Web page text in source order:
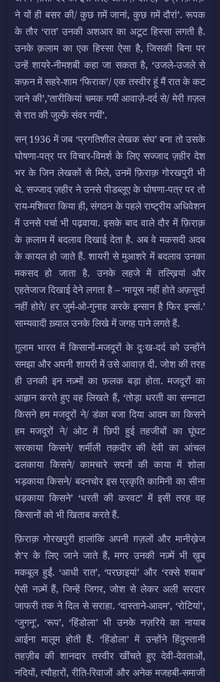
ने यों ही बसर की/ कुछ ग़में जानां, कुछ ग़में दौरां’. रूपक
के तौर ‘रात’ उनकी अशआर का अटूट हिस्सा लगती है.
उनके क़लाम का एक हिस्सा ऐसा है, जिसकी बिना पर
उन्हें शायरे-नीमशबी कहा जा सकता है, ‘उजले-उजले से
कफ़न में सहरे-शाम ‘फिराक’/ एक तस्वीर हूं मैं रात के कट
जाने की’,’तारीकियां चमक गयीं आवाज़े-दर्द से/ मेरी ग़ज़ल
से रात की जुल्फ़ें संवर गयीं’.
सन् 1936 में जब ‘प्रगतिशील लेखक संघ’ बना तो उसके
घोषणा-पत्र पर विचार-विमर्श के लिए सज्जाद ज़हीर देश
भर के जिन लेखकों से मिले, उनमें फ़िराक़ गोरखपुरी भी
थे. सज्जाद ज़हीर ने उनसे पीडब्लूए के घोषणा-पत्र पर तो
राय-मशिवरा किया ही, संगठन के पहले राष्ट्रीय अधिवेशन
में उनसे पर्चा भी पढ़वाया. इसके बाद वाले दौर में फ़िराक़
के क़लाम में बदलाव दिखाई देता है. अब वे मकसदी अदब
के कायल हो जाते हैं. शायरी से मुआशरे में बदलाव उनका
मकसद हो जाता है. उनके लहजे में तल्ख़ियां और
एहतेजाज दिखाई देने लगता है – ‘मायूस नहीं होते अफ़सुर्दा
नहीं होते/ हर जुर्म-ओ-गुनाह करके इन्सान है फिर इन्सां.’
साम्यवादी ख़्याल उनके लिखे में जगह पाने लगते हैं.
ग़ुलाम भारत में किसानों-मजदूरों के दुःख-दर्द को उन्होंने
समझा और अपनी शायरी में उसे आवाज़ दी. जोश की तरह
ही उनकी इन नज़्मों का फ़लक बड़ा होता. मजदूरों का
आहृान करते हुए वह लिखते हैं, ‘तोड़ा धरती का सन्नाटा
किसने हम मजदूरों ने/ डंका बजा दिया आदम का किसने
हम मजदूरों ने/ ओट में छिपी हुई तहजीबों का घूंघट
सरकाया किसने/ शर्मीली तक़दीर की देवी का आंचल
ढलकाया किसने/ कामचारे सपनों की काया में शोला
भड़काया किसने/ बदनचोर इस प्रकृति कामिनी का सीना
धड़काया किसने’ ‘धरती की करवट’ में इसी तरह वह
किसानों को भी खिताब करते हैं.
फ़िराक़ गोरखपुरी हालांकि अपनी ग़ज़लों और मानीख़ेज
शे’र के लिए जाने जाते हैं, मगर उनकी नज़्में भी ख़ूब
मकबूल हुईं. ‘आधी रात’, ‘परछाइयां’ और ‘रक्से शबाब’
ऐसी नज़्में हैं, जिन्हें जिगर, जोश से लेकर अली सरदार
जाफरी तक ने दिल से सराहा. ‘दास्ताने-आदम’, ‘रोटियां’,
‘जुगनू’, ‘रूप’, ‘हिंडोला’ भी उनके नज़रिये का नायाब
आईना मालूम होती हैं. ‘हिंडोला’ में उन्होंने हिंदुस्तानी
तहज़ीब की शानदार तस्वीर खींचते हुए देवी-देवताओं,
नदियों, त्यौहारों, रीति-रिवाजों और अनेक मजहबी-समाजी